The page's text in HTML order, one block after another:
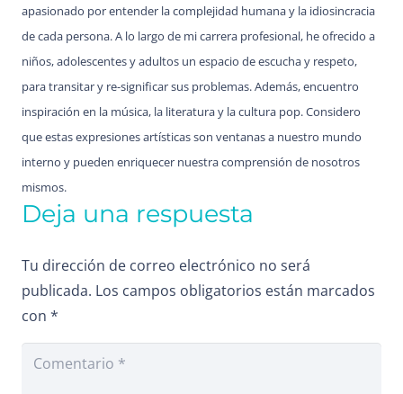
apasionado por entender la complejidad humana y la idiosincracia
de cada persona. A lo largo de mi carrera profesional, he ofrecido a
niños, adolescentes y adultos un espacio de escucha y respeto,
para transitar y re-significar sus problemas. Además, encuentro
inspiración en la música, la literatura y la cultura pop. Considero
que estas expresiones artísticas son ventanas a nuestro mundo
interno y pueden enriquecer nuestra comprensión de nosotros
mismos.
Deja una respuesta
Tu dirección de correo electrónico no será
publicada. Los campos obligatorios están marcados
con *